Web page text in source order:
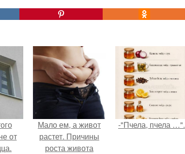
от
Мало ем, а живот
растет. Причины
роста живота
-"Пчела, пчела …".